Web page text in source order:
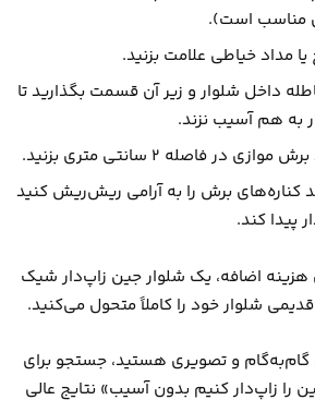
مناسب است).
مداد خیاطی علامت بزنید.
داخل شلوار و زیر آن قسمت بگذارید تا
به هم آسیب نزند.
در فاصله ۲ سانتی متری بزنید.
کناره‌های برش را به آرامی ریش‌ریش کنید
پیدا کند.
اضافه، یک شلوار جین زاپ‌دار شیک
شلوار خود را کاملاً متحول می‌کنید.
گام‌به‌گام و تصویری هستید، جستجو برای
را زاپ‌دار کنیم بدون آسیب» نتایج عالی